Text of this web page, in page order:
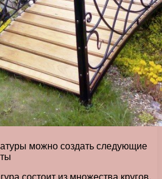
можно создать следующие